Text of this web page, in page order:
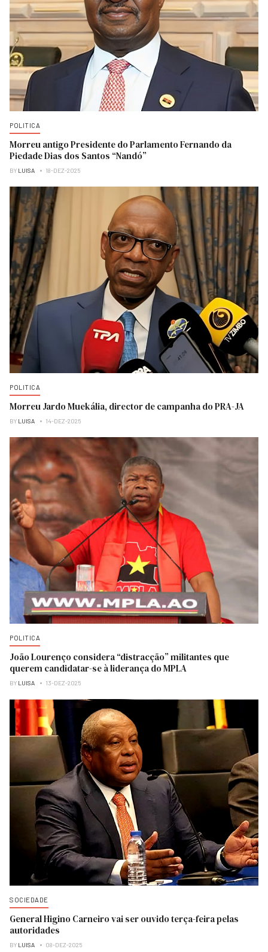
POLITICA
Morreu antigo Presidente do Parlamento Fernando da
Piedade Dias dos Santos “Nandó”
BY LUISA 18-DEZ-2025
POLITICA
Morreu Jardo Muekália, director de campanha do PRA-JA
BY LUISA 14-DEZ-2025
POLITICA
João Lourenço considera “distracção” militantes que
querem candidatar-se à liderança do MPLA
BY LUISA 13-DEZ-2025
SOCIEDADE
General Higino Carneiro vai ser ouvido terça-feira pelas
autoridades
BY LUISA 08-DEZ-2025